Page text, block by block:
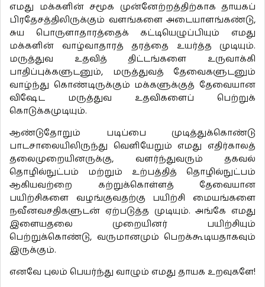
எமது மக்களின் சமூக முன்னேற்றத்திற்காக தாயகப்
பிரதேசத்திலிருக்கும் வளங்களை அடையாளங்கண்டு,
சுய பொருளாதாரத்தைக் கட்டியெழுப்பியும் எமது
மக்களின் வாழ்வாதாரத் தரத்தை உயர்த்த முடியும்.
மருத்துவ உதவித் திட்டங்களை உருவாக்கி
பாதிப்புக்களுடனும், மருத்துவத் தேவைகளுடனும்
வாழ்ந்து கொண்டிருக்கும் மக்களுக்குத் தேவையான
விஷேட மருத்துவ உதவிகளைப் பெற்றுக்
கொடுக்கமுடியும்.
ஆண்டுதோறும் படிப்பை முடித்துக்கொண்டு
பாடசாலையிலிருந்து வெளியேறும் எமது எதிர்காலத்
தலைமுறையினருக்கு, வளர்ந்துவரும் தகவல்
தொழில்நுட்பம் மற்றும் உற்பத்தித் தொழில்நுட்பம்
ஆகியவற்றை கற்றுக்கொள்ளத் தேவையான
பயிற்சிகளை வழங்குவதற்கு பயிற்சி மையங்களை
நவீனவசதிகளுடன் ஏற்படுத்த முடியும். அங்கே எமது
இளையதலை முறையினர் பயிற்சியும்
பெற்றுக்கொண்டு, வருமானமும் பெறக்கூடியதாகவும்
இருக்கும்.
எனவே புலம் பெயர்ந்து வாழும் எமது தாயக உறவுகளே!